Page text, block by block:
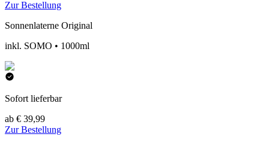
Zur Bestellung
Sonnenlaterne Original
inkl. SOMO • 1000ml
Sofort lieferbar
ab € 39,99
Zur Bestellung